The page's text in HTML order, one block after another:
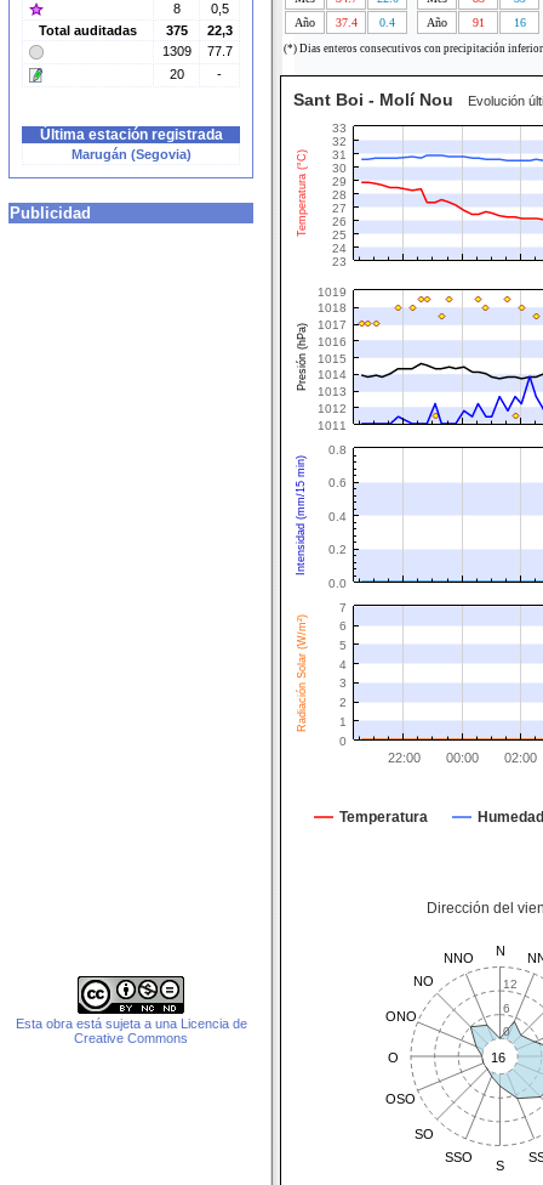
8
0,5
Total auditadas
375
22,3
1309
77.7
20
-
Última estación registrada
Marugán (Segovia)
Publicidad
Esta obra está sujeta a una Licencia de
Creative Commons
Año
37.4 0.4 Año 91 16
(*) Dias enteros consecutivos con precipitación inferior
Temperatura (°C)
Presión (hPa)
Intensidad (mm/15 min)
Radiación Solar (W/m²)
Sant Boi - Molí Nou Evolución
Temperatura Humedad
22:00 00:00 02:00
23
24
25
26
27
28
29
30
31
32
33
1011
1012
1013
1014
1015
1016
1017
1018
1019
0.0
0.2
0.4
0.6
0.8
0
1
2
3
4
5
6
7
Dirección del
16
N
S
SSO
SO
OSO
O
ONO
NO
NNO
0
6
12